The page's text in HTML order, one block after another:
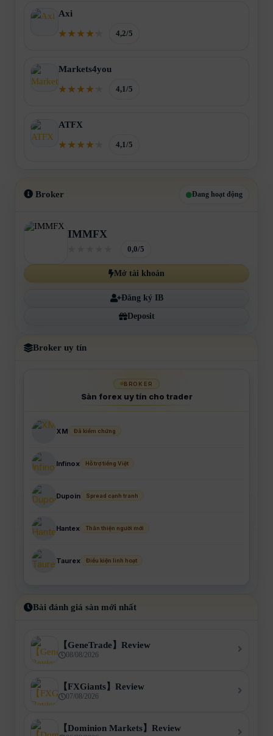
Axi
4,2/5
Markets4you
4,1/5
ATFX
4,1/5
Broker Đang hoạt động
IMMFX
0,0/5
Mở tài khoản
Đăng ký IB
Deposit
Broker uy tín
BROKER
Sàn forex uy tín cho trader
XM Đã kiểm chứng
Infinox Hỗ trợ tiếng Việt
Dupoin Spread cạnh tranh
Hantex Thân thiện người mới
Taurex Điều kiện linh hoạt
Bài đánh giá sàn mới nhất
【GeneTrade】Review
08/08/2026
【FXGiants】Review
07/08/2026
【Dominion Markets】Review